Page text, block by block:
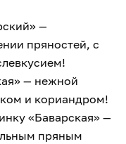
—
пряностей, с
— нежной
и кориандром!
«Баварская» —
пряным